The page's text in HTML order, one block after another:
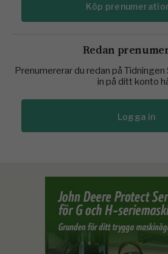
Köp
Redan
Prenumererar du redan på
in på ditt konto
Logga in